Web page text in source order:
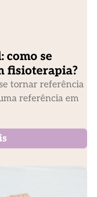
como se
fisioterapia?
tornar referência
referência em